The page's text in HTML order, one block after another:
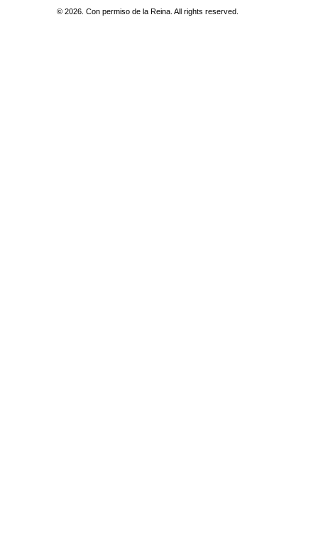
© 2026. Con permiso de la Reina. All rights reserved.